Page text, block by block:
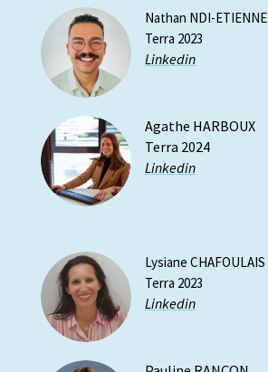
Nathan NDI-ETIENNE
Terra 2023
Linkedin
Agathe HARBOUX
Terra 2024
Linkedin
Lysiane CHAFOULAIS
Terra 2023
Linkedin